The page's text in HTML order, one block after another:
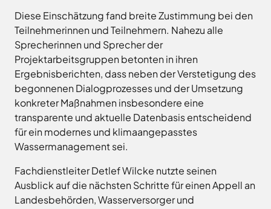
Diese Einschätzung fand breite Zustimmung bei den
Teilnehmerinnen und Teilnehmern. Nahezu alle
Sprecherinnen und Sprecher der
Projektarbeitsgruppen betonten in ihren
Ergebnisberichten, dass neben der Verstetigung des
begonnenen Dialogprozesses und der Umsetzung
konkreter Maßnahmen insbesondere eine
transparente und aktuelle Datenbasis entscheidend
für ein modernes und klimaangepasstes
Wassermanagement sei.
Fachdienstleiter Detlef Wilcke nutzte seinen
Ausblick auf die nächsten Schritte für einen Appell an
Landesbehörden, Wasserversorger und
Neuenkirchen
Osnabrück
Ostercappeln
Wallenhorst